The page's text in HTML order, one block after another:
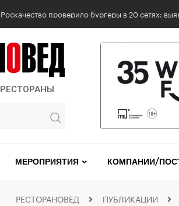
Роскачество проверило бургеры в 20 сетях:
РЕСТОРАНЫ
МЕРОПРИЯТИЯ КОМПАНИИ/
РЕСТОРАНОВЕД ПУБЛИКАЦИИ